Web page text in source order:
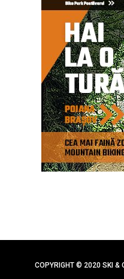
COPYRIGHT © 2020 SKI &